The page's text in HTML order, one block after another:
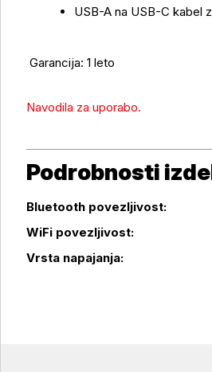
USB-A na USB-C kabel
Garancija: 1 leto
Navodila za uporabo.
Podrobnosti
Podrobnosti izdelka
Bluetooth povezljivost:
WiFi povezljivost:
Vrsta napajanja: